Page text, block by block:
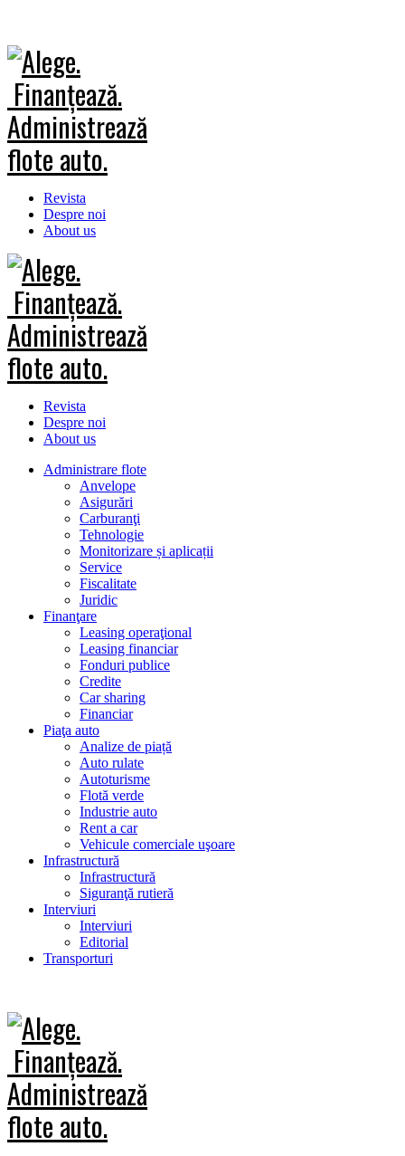
Revista
Despre noi
About us
Revista
Despre noi
About us
Administrare flote
Anvelope
Asigurări
Carburanţi
Tehnologie
Monitorizare și aplicații
Service
Fiscalitate
Juridic
Finanţare
Leasing operaţional
Leasing financiar
Fonduri publice
Credite
Car sharing
Financiar
Piaţa auto
Analize de piață
Auto rulate
Autoturisme
Flotă verde
Industrie auto
Rent a car
Vehicule comerciale uşoare
Infrastructură
Infrastructură
Siguranţă rutieră
Interviuri
Interviuri
Editorial
Transporturi